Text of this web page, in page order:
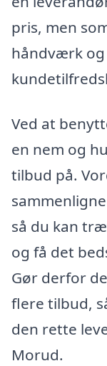
pris, men
håndværk
Ved at
en nem og
tilbud på.
så du kan
og få det
Gør derfor
flere tilbud,
den rette
Morud.